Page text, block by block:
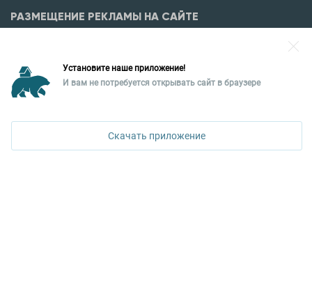
РАЗМЕЩЕНИЕ РЕКЛАМЫ НА САЙТЕ
Уральская палата недвижимости
620026, Екатеринбург,
КОНТАКТЫ УПН
Установите наше приложение!
И вам не потребуется открывать сайт в браузере
Скачать приложение